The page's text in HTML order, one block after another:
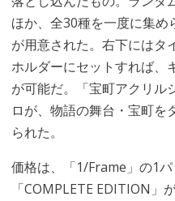
ほか、全30種を一度に集め
が用意された。右下にはタ
ホルダーにセットすれば、
が可能だ。「宝町アクリル
ロが、物語の舞台・宝町を
られた。
価格は、「1/Frame」の1パ
「COMPLETE EDITION」